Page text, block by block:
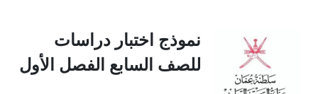
نموذج اختبار دراسات
للصف السابع الفصل الأول